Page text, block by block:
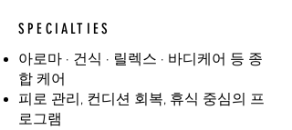
SPECIALTIES
아로마 · 건식 · 릴렉스 · 바디케어 등 종
합 케어
피로 관리, 컨디션 회복, 휴식 중심의 프
로그램